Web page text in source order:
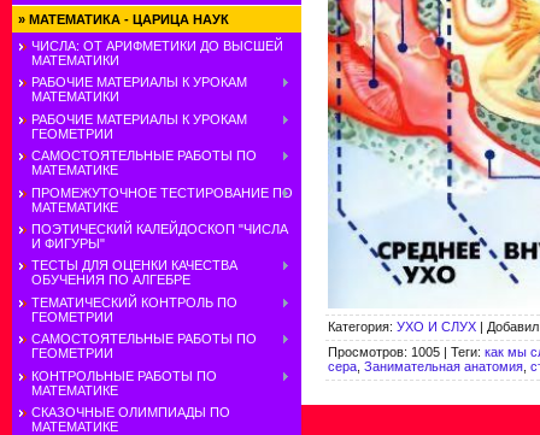
» МАТЕМАТИКА - ЦАРИЦА НАУК
ЧИСЛА: ОТ АРИФМЕТИКИ ДО ВЫСШЕЙ
МАТЕМАТИКИ
РАБОЧИЕ МАТЕРИАЛЫ К УРОКАМ
МАТЕМАТИКИ
РАБОЧИЕ МАТЕРИАЛЫ К УРОКАМ
ГЕОМЕТРИИ
САМОСТОЯТЕЛЬНЫЕ РАБОТЫ ПО
МАТЕМАТИКЕ
ПРОМЕЖУТОЧНОЕ ТЕСТИРОВАНИЕ ПО
МАТЕМАТИКЕ
ПОЭТИЧЕСКИЙ КАЛЕЙДОСКОП "ЧИСЛА
И ФИГУРЫ"
ТЕСТЫ ДЛЯ ОЦЕНКИ КАЧЕСТВА
ОБУЧЕНИЯ ПО АЛГЕБРЕ
ТЕМАТИЧЕСКИЙ КОНТРОЛЬ ПО
ГЕОМЕТРИИ
САМОСТОЯТЕЛЬНЫЕ РАБОТЫ ПО
ГЕОМЕТРИИ
КОНТРОЛЬНЫЕ РАБОТЫ ПО
МАТЕМАТИКЕ
СКАЗОЧНЫЕ ОЛИМПИАДЫ ПО
МАТЕМАТИКЕ
Категория: УХО И СЛУХ | Добавил
Просмотров: 1005 | Теги: как мы
сера Занимательная анатомия